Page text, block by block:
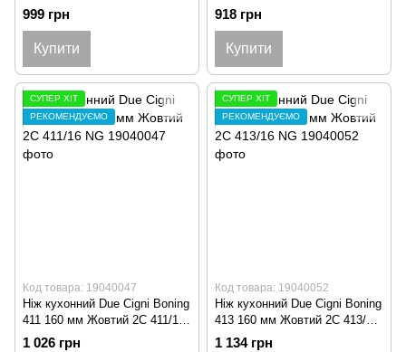
414/13 NG (Філейний)
999 грн
Купити
NG
918 грн
Купити
СУПЕР ХІТ
РЕКОМЕНДУЄМО
Код товара: 19040047
Ніж кухонний Due Cigni Boning
411 160 мм Жовтий 2C 411/16
NG
1 026 грн
СУПЕР ХІТ
РЕКОМЕНДУЄМО
Код товара: 19040052
Ніж кухонний Due Cigni Boning
413 160 мм Жовтий 2C 413/16
NG
1 134 грн